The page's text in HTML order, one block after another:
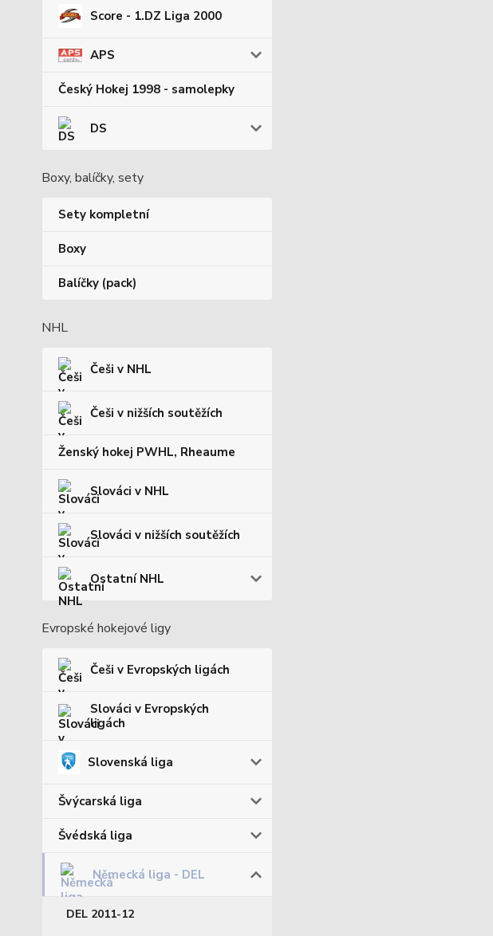
Score - 1.DZ Liga 2000
APS
Český Hokej 1998 - samolepky
DS
Boxy, balíčky, sety
Sety kompletní
Boxy
Balíčky (pack)
NHL
Češi v NHL
Češi v nižších soutěžích
Ženský hokej PWHL, Rheaume
Slováci v NHL
Slováci v nižších soutěžích
Ostatní NHL
Evropské hokejové ligy
Češi v Evropských ligách
Slováci v Evropských
ligách
Slovenská liga
Švýcarská liga
Švédská liga
Německá liga - DEL
DEL 2011-12